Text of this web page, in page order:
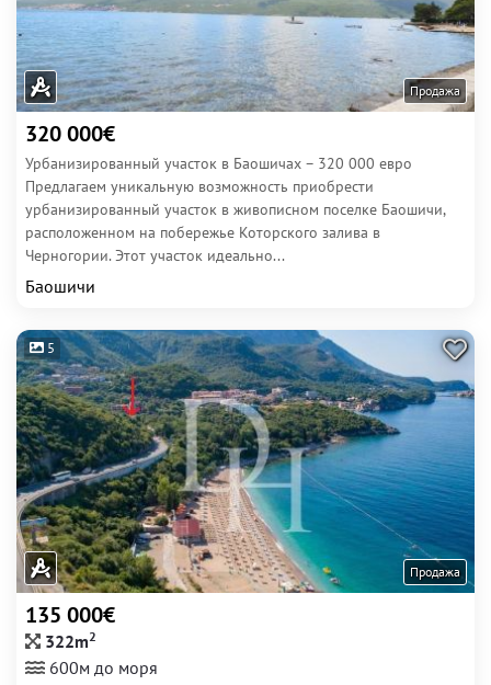
Продажа
320 000€
Урбанизированный участок в Баошичах – 320 000 евро
Предлагаем уникальную возможность приобрести
урбанизированный участок в живописном поселке Баошичи,
расположенном на побережье Которского залива в
Черногории. Этот участок идеально...
Баошичи
5
Продажа
135 000€
322m2
600м до моря